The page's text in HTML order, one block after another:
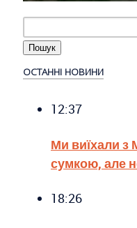
ОСТАННІ НОВИНИ
12:37
Ми виїхали з
сумкою, але
18:26